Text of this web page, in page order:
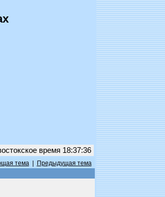
время 18:37:36
тема|
Предыдущая тема